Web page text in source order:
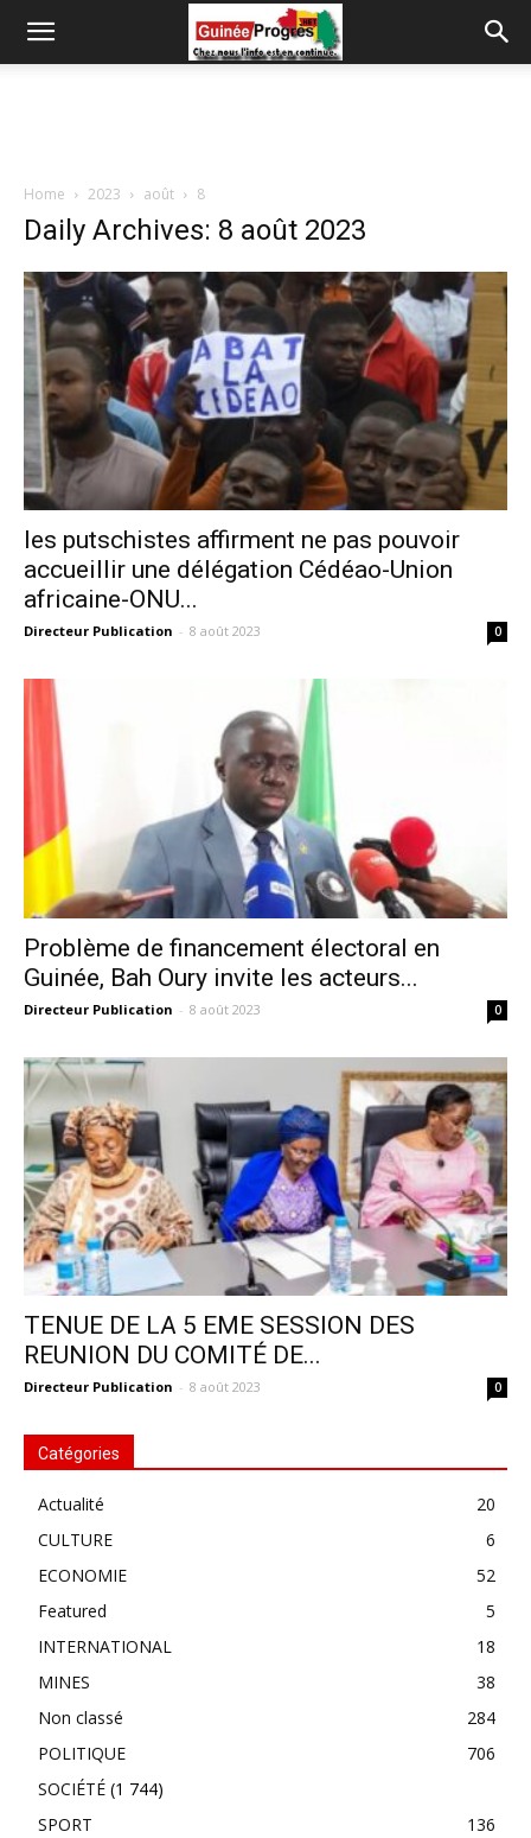
Home 2023 août 8
Daily Archives: 8 août 2023
les putschistes affirment ne pas pouvoir
accueillir une délégation Cédéao-Union
africaine-ONU...
Directeur Publication - 8 août 2023 0
Problème de financement électoral en
Guinée, Bah Oury invite les acteurs...
Directeur Publication - 8 août 2023 0
TENUE DE LA 5 EME SESSION DES
REUNION DU COMITÉ DE...
Directeur Publication - 8 août 2023 0
Catégories
Actualité
20
CULTURE
6
ECONOMIE
52
Featured
5
INTERNATIONAL
18
MINES
38
Non classé
284
POLITIQUE
706
SOCIÉTÉ (1 744)
SPORT
136